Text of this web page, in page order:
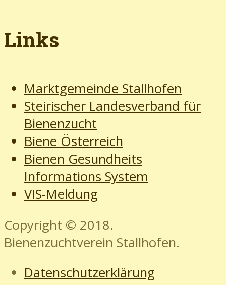
Links
Marktgemeinde Stallhofen
Steirischer Landesverband für
Bienenzucht
Biene Österreich
Bienen Gesundheits
Informations System
VIS-Meldung
Copyright © 2018.
Bienenzuchtverein Stallhofen.
Datenschutzerklärung